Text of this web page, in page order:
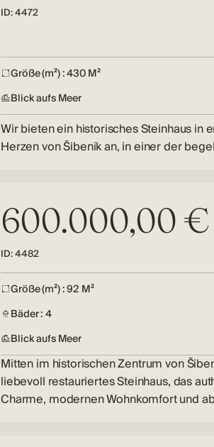
ID: 4472
Größe (m²) : 430 M²
Blick aufs Meer
Wir bieten ein historisches Steinhaus in
Herzen von Šibenik an, in einer der
600.000,00 €
ID: 4482
Größe (m²) : 92 M²
Bäder : 4
Blick aufs Meer
Mitten im historischen Zentrum von
liebevoll restauriertes Steinhaus, das
Charme, modernen Wohnkomfort und